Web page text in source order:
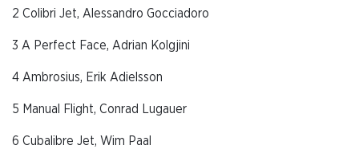
2 Colibri Jet, Alessandro Gocciadoro
3 A Perfect Face, Adrian Kolgjini
4 Ambrosius, Erik Adielsson
5 Manual Flight, Conrad Lugauer
6 Cubalibre Jet, Wim Paal